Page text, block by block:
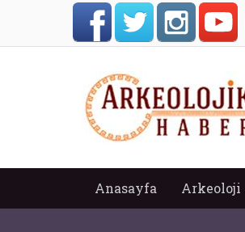
Anasayfa Arkeoloji